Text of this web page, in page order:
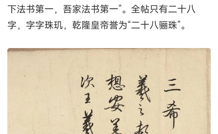
下法书第一，吾家法书第一”。全帖只有二十八
字，字字珠玑，乾隆皇帝誉为“二十八骊珠”。